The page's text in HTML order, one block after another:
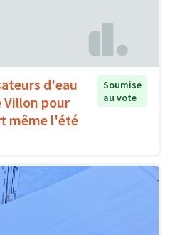
d'eau
Villon pour
même l'été
Soumise
au vote